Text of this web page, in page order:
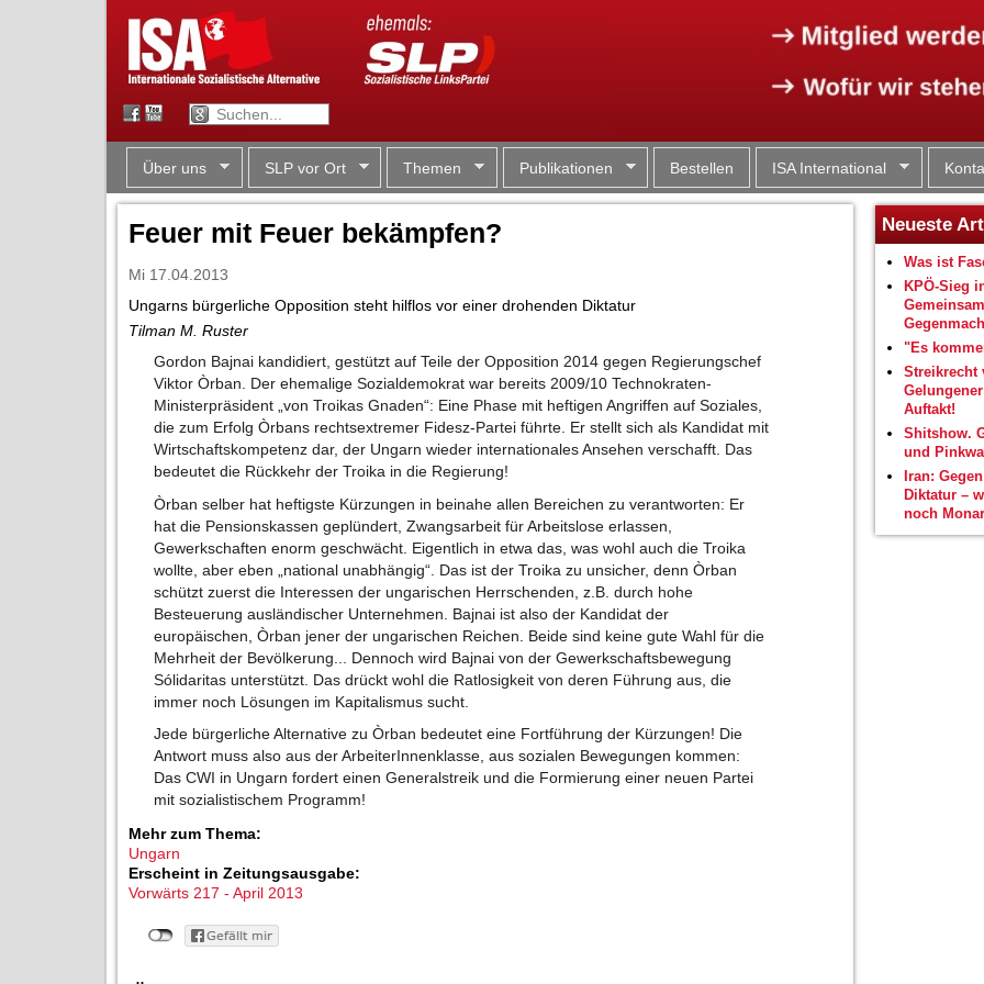
Über uns SLP vor Ort Themen Publikationen Bestellen ISA International
Feuer mit Feuer bekämpfen?
Mi 17.04.2013
Ungarns bürgerliche Opposition steht hilflos vor einer drohenden Diktatur
Tilman M. Ruster
Gordon Bajnai kandidiert, gestützt auf Teile der Opposition 2014 gegen Regierungschef
Viktor Òrban. Der ehemalige Sozialdemokrat war bereits 2009/10 Technokraten-
Ministerpräsident „von Troikas Gnaden“: Eine Phase mit heftigen Angriffen auf Soziales,
die zum Erfolg Òrbans rechtsextremer Fidesz-Partei führte. Er stellt sich als Kandidat mit
Wirtschaftskompetenz dar, der Ungarn wieder internationales Ansehen verschafft. Das
bedeutet die Rückkehr der Troika in die Regierung!
Òrban selber hat heftigste Kürzungen in beinahe allen Bereichen zu verantworten: Er
hat die Pensionskassen geplündert, Zwangsarbeit für Arbeitslose erlassen,
Gewerkschaften enorm geschwächt. Eigentlich in etwa das, was wohl auch die Troika
wollte, aber eben „national unabhängig“. Das ist der Troika zu unsicher, denn Òrban
schützt zuerst die Interessen der ungarischen Herrschenden, z.B. durch hohe
Besteuerung ausländischer Unternehmen. Bajnai ist also der Kandidat der
europäischen, Òrban jener der ungarischen Reichen. Beide sind keine gute Wahl für die
Mehrheit der Bevölkerung... Dennoch wird Bajnai von der Gewerkschaftsbewegung
Sólidaritas unterstützt. Das drückt wohl die Ratlosigkeit von deren Führung aus, die
immer noch Lösungen im Kapitalismus sucht.
Jede bürgerliche Alternative zu Òrban bedeutet eine Fortführung der Kürzungen! Die
Antwort muss also aus der ArbeiterInnenklasse, aus sozialen Bewegungen kommen:
Das CWI in Ungarn fordert einen Generalstreik und die Formierung einer neuen Partei
mit sozialistischem Programm!
Mehr zum Thema:
Ungarn
Erscheint in Zeitungsausgabe:
Vorwärts 217 - April 2013
Neueste
Was ist
KPÖ-Sieg
"Es
Streikrecht
Auftakt!
Shitshow.
und
Iran:
Diktatur –
noch